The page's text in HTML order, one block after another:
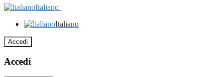
Italiano
Italiano
Accedi
Accedi